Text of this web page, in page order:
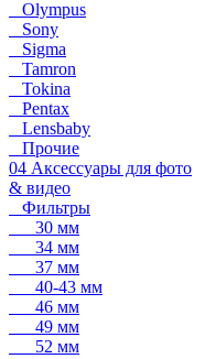
Olympus
Sony
Sigma
Tamron
Tokina
Pentax
Lensbaby
Прочие
04 Аксессуары для фото
& видео
Фильтры
30 мм
34 мм
37 мм
40-43 мм
46 мм
49 мм
52 мм